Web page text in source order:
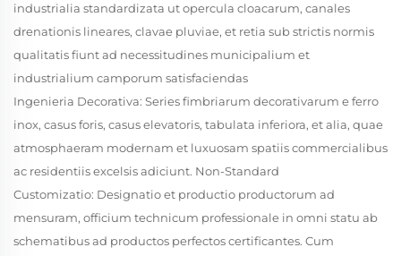
industrialia standardizata ut opercula cloacarum, canales
drenationis lineares, clavae pluviae, et retia sub strictis normis
qualitatis fiunt ad necessitudines municipalium et
industrialium camporum satisfaciendas
Ingenieria Decorativa: Series fimbriarum decorativarum e ferro
inox, casus foris, casus elevatoris, tabulata inferiora, et alia, quae
atmosphaeram modernam et luxuosam spatiis commercialibus
ac residentiis excelsis adiciunt. Non-Standard
Customizatio: Designatio et productio productorum ad
mensuram, officium technicum professionale in omni statu ab
schematibus ad productos perfectos certificantes. Cum